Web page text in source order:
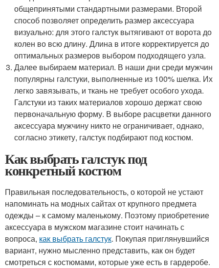
общепринятыми стандартными размерами. Второй
способ позволяет определить размер аксессуара
визуально: для этого галстук вытягивают от ворота до
колен во всю длину. Длина в итоге корректируется до
оптимальных размеров выбором подходящего узла.
Далее выбираем материал. В наши дни среди мужчин
популярны галстуки, выполненные из 100% шелка. Их
легко завязывать, и ткань не требует особого ухода.
Галстуки из таких материалов хорошо держат свою
первоначальную форму. В выборе расцветки данного
аксессуара мужчину никто не ограничивает, однако,
согласно этикету, галстук подбирают под костюм.
Как выбрать галстук под
конкретный костюм
Правильная последовательность, о которой не устают
напоминать на модных сайтах от крупного предмета
одежды – к самому маленькому. Поэтому приобретение
аксессуара в мужском магазине стоит начинать с
вопроса, как выбрать галстук. Покупая приглянувшийся
вариант, нужно мысленно представить, как он будет
смотреться с костюмами, которые уже есть в гардеробе.